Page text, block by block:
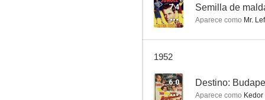
7.4 Semilla de
Aparece como Mr.
1952
6.0 Destino:
Aparece como